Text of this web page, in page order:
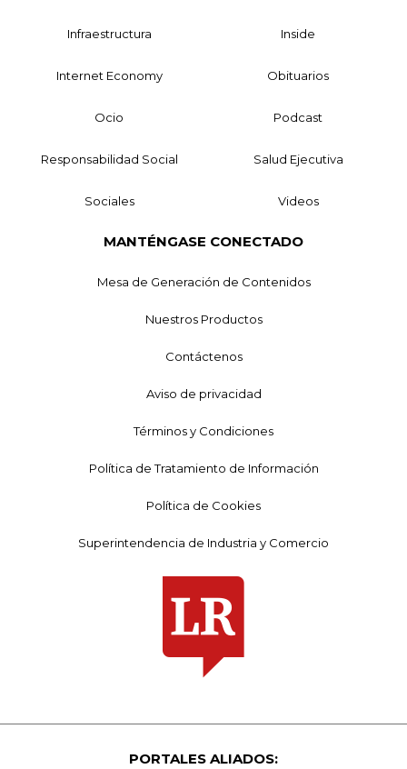
Infraestructura Inside
Internet Economy Obituarios
Ocio Podcast
Responsabilidad Social Salud Ejecutiva
Sociales Videos
MANTÉNGASE CONECTADO
Mesa de Generación de Contenidos
Nuestros Productos
Contáctenos
Aviso de privacidad
Términos y Condiciones
Política de Tratamiento de Información
Política de Cookies
Superintendencia de Industria y Comercio
PORTALES ALIADOS: